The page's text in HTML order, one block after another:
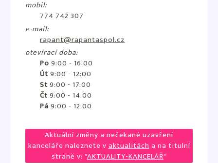
mobil:
774 742 307
e-mail:
rapant@rapantaspol.cz
otevírací doba:
Po 9:00 - 16:00
Út 9:00 - 12:00
St 9:00 - 17:00
Čt 9:00 - 14:00
Pá 9:00 - 12:00
Aktuální změny a nečekané uzavření
kanceláře naleznete vaktualitácha na titulní
straně v: "AKTUALITY-KANCELÁŘ"